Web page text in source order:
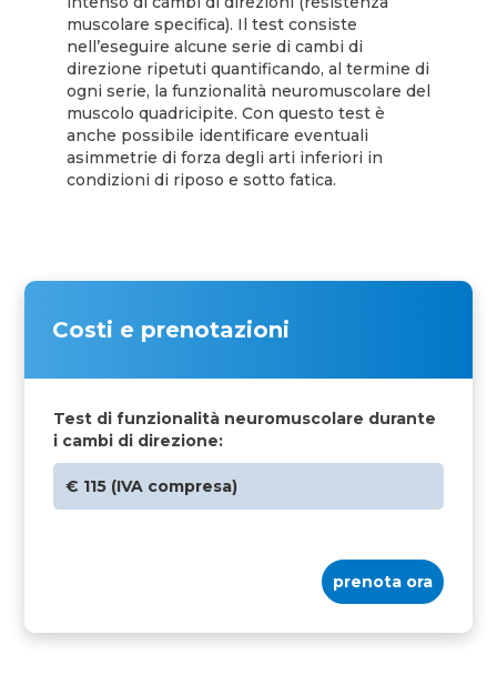
muscolare specifica). Il test consiste
nell’eseguire alcune serie di cambi di
direzione ripetuti quantificando, al termine di
ogni serie, la funzionalità neuromuscolare del
muscolo quadricipite. Con questo test è
anche possibile identificare eventuali
asimmetrie di forza degli arti inferiori in
condizioni di riposo e sotto fatica.
Costi e prenotazioni
Test di funzionalità neuromuscolare durante
i cambi di direzione:
€ 115 (IVA compresa)
prenota ora